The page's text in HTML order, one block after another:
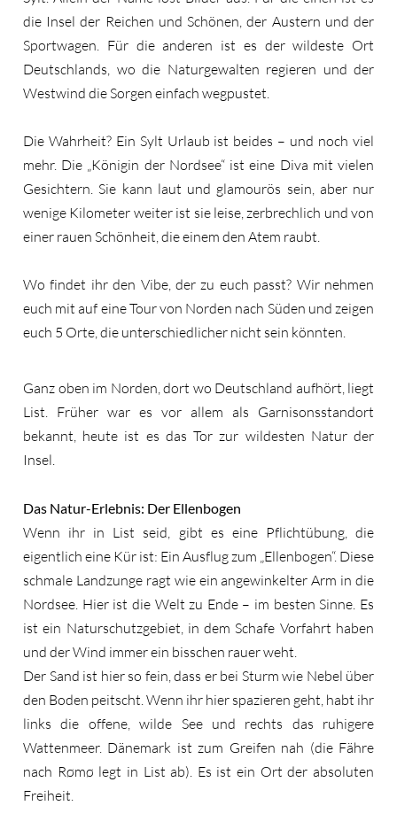
die Insel der Reichen und Schönen, der Austern und der
Sportwagen. Für die anderen ist es der wildeste Ort
Deutschlands, wo die Naturgewalten regieren und der
Westwind die Sorgen einfach wegpustet.
Die Wahrheit? Ein Sylt Urlaub ist beides – und noch viel
mehr. Die „Königin der Nordsee“ ist eine Diva mit vielen
Gesichtern. Sie kann laut und glamourös sein, aber nur
wenige Kilometer weiter ist sie leise, zerbrechlich und von
einer rauen Schönheit, die einem den Atem raubt.
Wo findet ihr den Vibe, der zu euch passt? Wir nehmen
euch mit auf eine Tour von Norden nach Süden und zeigen
euch 5 Orte, die unterschiedlicher nicht sein könnten.
Ganz oben im Norden, dort wo Deutschland aufhört, liegt
List. Früher war es vor allem als Garnisonsstandort
bekannt, heute ist es das Tor zur wildesten Natur der
Insel.
Das Natur-Erlebnis: Der Ellenbogen
Wenn ihr in List seid, gibt es eine Pflichtübung, die
eigentlich eine Kür ist: Ein Ausflug zum „Ellenbogen“. Diese
schmale Landzunge ragt wie ein angewinkelter Arm in die
Nordsee. Hier ist die Welt zu Ende – im besten Sinne. Es
ist ein Naturschutzgebiet, in dem Schafe Vorfahrt haben
und der Wind immer ein bisschen rauer weht.
Der Sand ist hier so fein, dass er bei Sturm wie Nebel über
den Boden peitscht. Wenn ihr hier spazieren geht, habt ihr
links die offene, wilde See und rechts das ruhigere
Wattenmeer. Dänemark ist zum Greifen nah (die Fähre
nach Rømø legt in List ab). Es ist ein Ort der absoluten
Freiheit.